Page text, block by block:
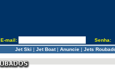
E-mail:
Senha:
Jet Ski | Jet Boat| Anuncie| Jets